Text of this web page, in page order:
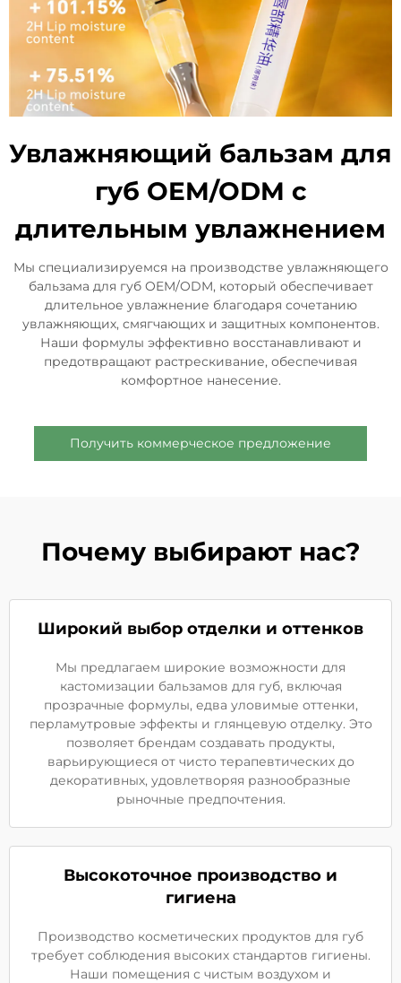
Увлажняющий бальзам для
губ OEM/ODM с
длительным увлажнением
Мы специализируемся на производстве увлажняющего
бальзама для губ OEM/ODM, который обеспечивает
длительное увлажнение благодаря сочетанию
увлажняющих, смягчающих и защитных компонентов.
Наши формулы эффективно восстанавливают и
предотвращают растрескивание, обеспечивая
комфортное нанесение.
Получить коммерческое предложение
Почему выбирают нас?
Широкий выбор отделки и оттенков
Мы предлагаем широкие возможности для
кастомизации бальзамов для губ, включая
прозрачные формулы, едва уловимые оттенки,
перламутровые эффекты и глянцевую отделку. Это
позволяет брендам создавать продукты,
варьирующиеся от чисто терапевтических до
декоративных, удовлетворяя разнообразные
рыночные предпочтения.
Высокоточное производство и
гигиена
Производство косметических продуктов для губ
требует соблюдения высоких стандартов гигиены.
Наши помещения с чистым воздухом и